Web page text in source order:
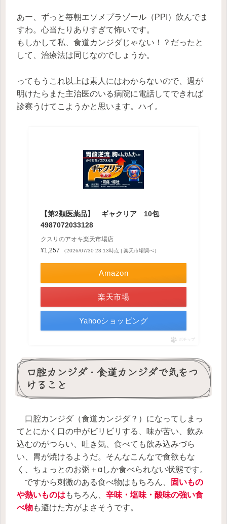
あー、ずっと毎朝エソメプラゾール（PPI）飲んでま
すわ。心当たりありすぎて怖いです。
もしかして私、食道カンジダじゃない！？だったと
して、治療法は同じなのでしょうか。
ってもうこれ以上は素人にはわからないので、週が
明けたらまた主治医のいる病院に電話してできれば
診察うけてこようかと思います。ハイ。
【第2類医薬品】 ギャクリア 10包
4987072033128
クスリのアオキ楽天市場店
¥1,257
（2026/07/30 23:13時点 | 楽天市場調べ）
Amazon
楽天市場
Yahooショッピング
ポチップ
口腔カンジダ・食道カンジダで気をつ
けること
口腔カンジダ（食道カンジダ？）になってしまっ
てとにかく口の中がビリビリする、味が苦い、飲み
込むのがつらい、吐き気、食べても飲み込みづら
い、胃が焼けるようだ。そんなこんなで食欲もな
く、ちょっとのお粥＋αしか食べられない状態です。
ですから刺激のある食べ物はもちろん、
固いもの
や熱いものは もちろん、 辛味・塩味・酸味の強い食
べ物も避けた方がよさそうです。